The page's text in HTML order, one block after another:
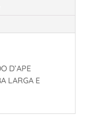
D’APE
LARGA E